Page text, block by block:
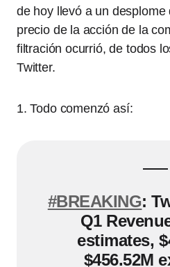
de hoy llevó a un desplome
precio de la acción de la
filtración ocurrió, de todos
Twitter.
1. Todo comenzó así:
#BREAKING:
Q1
estimates,
$456.52M